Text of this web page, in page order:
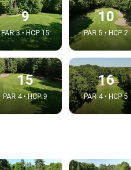
9
PAR 3 • HCP 15
10
PAR 5 • HCP 2
15
PAR 4 • HCP 9
16
PAR 4 • HCP 5
Intégrer la video